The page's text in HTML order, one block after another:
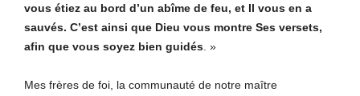
vous étiez au bord d’un abîme de feu, et Il vous en a
sauvés. C’est ainsi que Dieu vous montre Ses versets,
afin que vous soyez bien guidés . »
Mes frères de foi, la communauté de notre maître